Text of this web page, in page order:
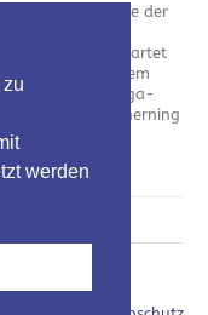
Ende der
Vorbereitung startet
in seinem
die neue Drittliga-
von Daniel Scherning
Führungsfigur
werden